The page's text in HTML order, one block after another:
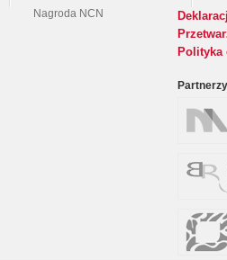
Nagroda NCN
Polityka
Partnerzy